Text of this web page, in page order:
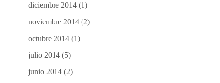
diciembre 2014 (1)
noviembre 2014 (2)
octubre 2014 (1)
julio 2014 (5)
junio 2014 (2)